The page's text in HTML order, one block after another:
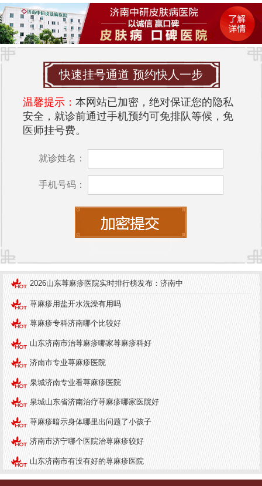
在选择医院时，医院的品质和环境都至关重要。优
质医院通常具备先进的医疗设备、专业的皮肤科医
生以及良好的患者服务。而医院的环境，包括空气
质量、卫生条件等，也会直接影响患者的治疗效
果。皮肤病患者在就医期间，较好的环境能够减轻
焦虑情绪，促进身心健康，加快康复进程。
济南中研皮肤病医院推荐
皮肤病专科医院。医院凭借其专业的医疗团队和现
代化的医疗设施，专注于各种皮肤病的诊断与治
疗。其中，荨麻疹的治疗尤为突出。
中研皮肤病医院的特色在于采用个性化的治疗方
案。医生在对患者进行详尽的病史采集和身体检查
速、准确地找出导致患者荨麻疹的过敏原。
医院的就医环境也受到患者的高度评价。中研皮肤
病医院注重患者的就医体验，设有舒适的候诊区和
清新的空气流通。医院定期进行环境卫生检查，确
保患者在一个安全、舒适的环境中接受治疗，这对
于皮肤病患者的康复具有显著的积极影响。
总结
荨麻疹虽然是一种常见的皮肤病，但对患者的生活
质量影响不容小觑。选择一家专业、环境优良的医
院进行治疗至关重要。济南中研皮肤病医院凭借其
高品质的医疗服务和良好的就医环境，成为许多荨
快速挂号通道 预约快人一步
温馨提示： 本网站已加密，绝对保证您的隐私
安全，就诊前通过手机预约可免排队等候，免
医师挂号费。
就诊姓名：
手机号码：
2026山东荨麻疹医院实时排行榜发布：济南中
荨麻疹用盐开水洗澡有用吗
荨麻疹专科济南哪个比较好
山东济南市治荨麻疹哪家荨麻疹科好
济南市专业荨麻疹医院
泉城济南专业看荨麻疹医院
泉城山东省济南治疗荨麻疹哪家医院好
荨麻疹暗示身体哪里出问题了小孩子
济南市济宁哪个医院治荨麻疹较好
山东济南市有没有好的荨麻疹医院